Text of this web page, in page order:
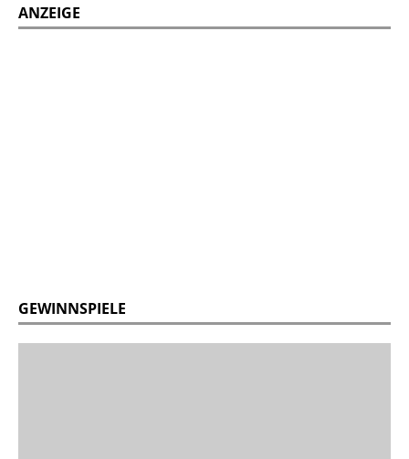
ANZEIGE
GEWINNSPIELE